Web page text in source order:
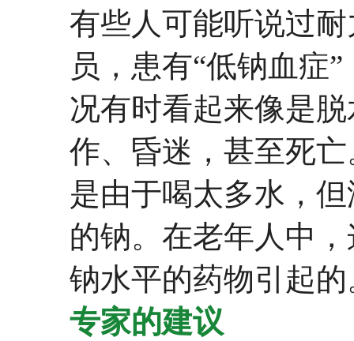
有些人可能听说过
员，患有“低钠血症
况有时看起来像是
作、昏迷，甚至死
是由于喝太多水，
的钠。在老年人中
钠水平的药物引起的
专家的建议